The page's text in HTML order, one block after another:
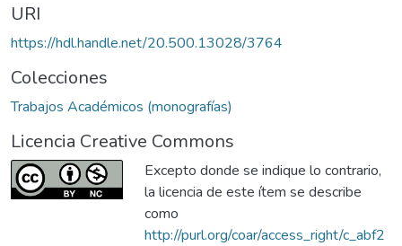
URI
https://hdl.handle.net/20.500.13028/3764
Colecciones
Trabajos Académicos (monografías)
Licencia Creative Commons
Excepto donde se indique lo contrario,
la licencia de este ítem se describe
como
http://purl.org/coar/access_right/c_abf2